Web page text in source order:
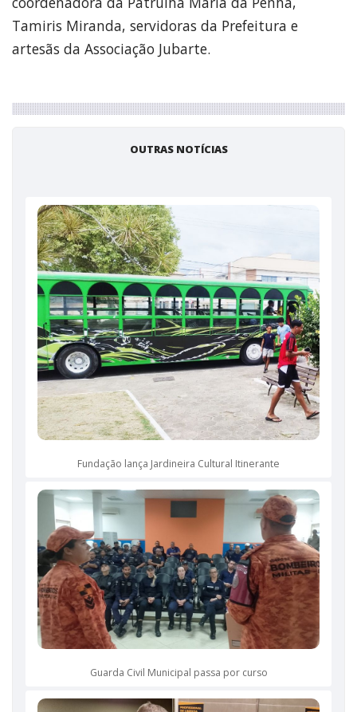
Tamiris Miranda, servidoras da Prefeitura e
artesãs da Associação Jubarte.
OUTRAS NOTÍCIAS
Fundação lança Jardineira Cultural Itinerante
Guarda Civil Municipal passa por curso